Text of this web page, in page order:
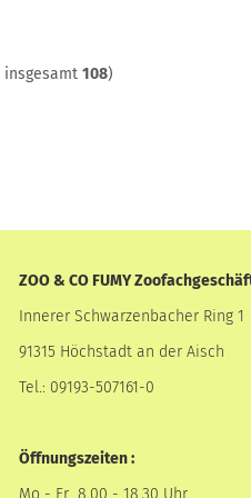
108)
ZOO & CO FUMY
Innerer Schwarzenbacher Ring 1
91315 Höchstadt an der Aisch
Tel.: 09193-507161-0
Öffnungszeiten :
Mo - Fr 8.00 - 18.30 Uhr